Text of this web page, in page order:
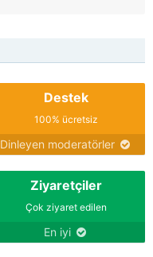
Destek
100% ücretsiz
Dinleyen moderatörler
Ziyaretçiler
Çok ziyaret edilen
En iyi